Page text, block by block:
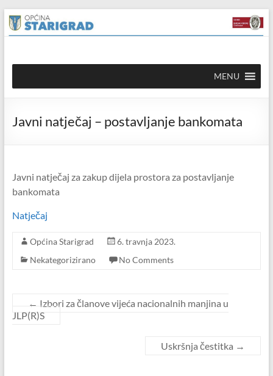
content
Skip
to
content
Općina
Starigrad
mrežna
MENU
Javni natječaj – postavljanje bankomata
Javni natječaj za zakup dijela prostora za postavljanje
bankomata
Natječaj
Općina Starigrad
6. travnja 2023.
Nekategorizirano
No Comments
← Izbori za članove vijeća nacionalnih manjina u
JLP(R)S
Uskršnja čestitka →